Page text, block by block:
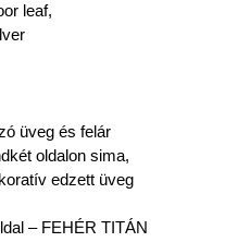
leaf,
üveg és felár
oldalon sima,
edzett üveg
– FEHÉR TITÁN